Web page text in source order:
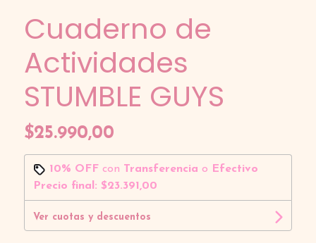
Cuaderno de
Actividades
STUMBLE GUYS
$25.990,00
10% OFFcon Transferencia o
Efectivo
Precio final: $23.391,00
Ver cuotas y descuentos